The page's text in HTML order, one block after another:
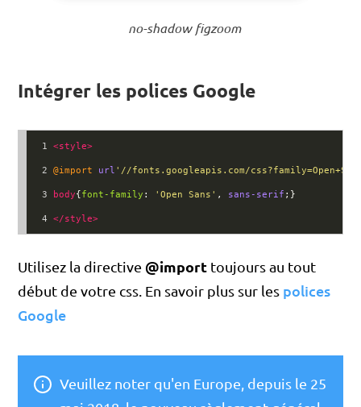
no-shadow figzoom
Intégrer les polices Google
1 <style>
2 @import url '//fonts.googleapis.com/
3 body{font-family : 'Open Sans' , sans-serif ;}
4 </style>
Utilisez la directive @import toujours au tout
début de votre css. En savoir plus sur les polices
Google
Veuillez noter qu'en Europe, depuis le 25